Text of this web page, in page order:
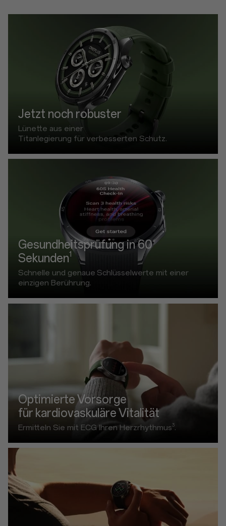
Jetzt noch robuster
Lünette aus einer
Titanlegierung für verbesserten Schutz.
Gesundheitsprüfung in 60
Sekunden1
Schnelle und genaue Schlüsselwerte mit einer
einzigen Berührung.
Optimierte Vorsorge
für kardiovaskuläre Vitalität
Ermitteln Sie mit ECG Ihren Herzrhythmus3.